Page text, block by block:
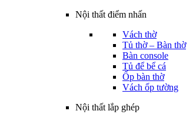
Nội thất điểm nhấn
Vách thờ
Tủ thờ – Bàn thờ
Bàn console
Tủ để bể cá
Ốp bàn thờ
Vách ốp tường
Nội thất lắp ghép